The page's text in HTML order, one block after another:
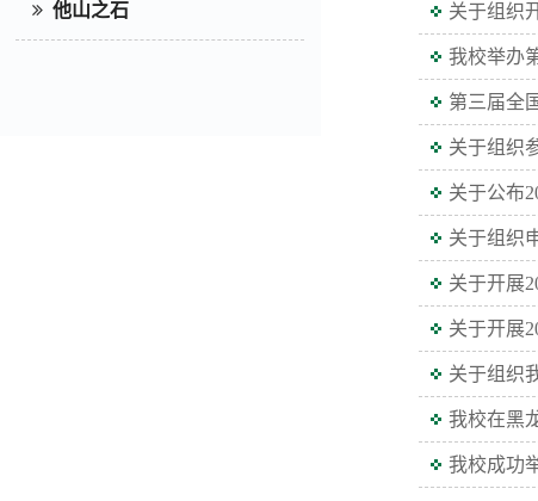
他山之石 关于组织
我校举办
第三届全
关于组织
关于公布
关于组织
关于开展
关于开展
关于组织
我校在黑
我校成功